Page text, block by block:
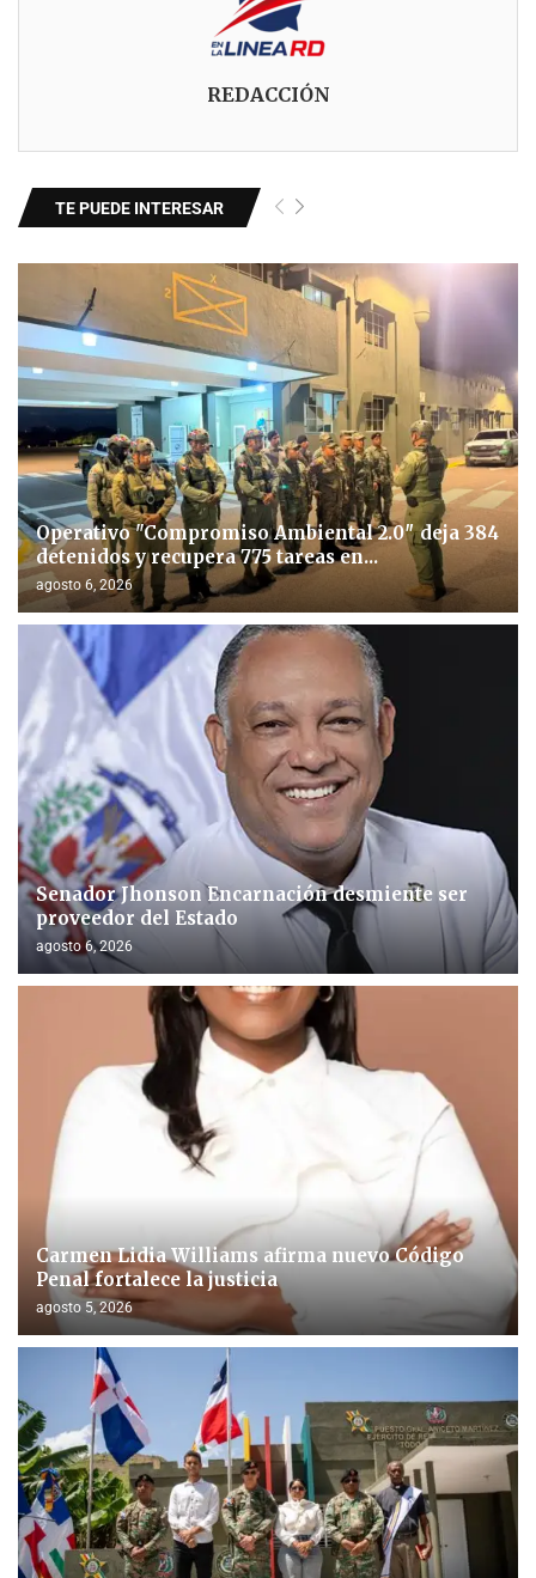
REDACCIÓN
TE PUEDE INTERESAR
Operativo "Compromiso Ambiental 2.0″ deja 384
detenidos y recupera 775 tareas en...
agosto 6, 2026
Senador Jhonson Encarnación desmiente ser
proveedor del Estado
agosto 6, 2026
Carmen Lidia Williams afirma nuevo Código
Penal fortalece la justicia
agosto 5, 2026